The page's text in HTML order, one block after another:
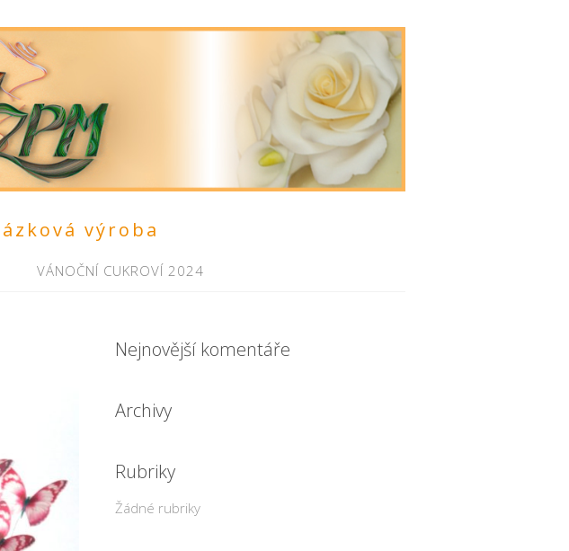
výroba
VÁNOČNÍ CUKROVÍ 2024
Nejnovější komentáře
Archivy
Rubriky
Žádné rubriky